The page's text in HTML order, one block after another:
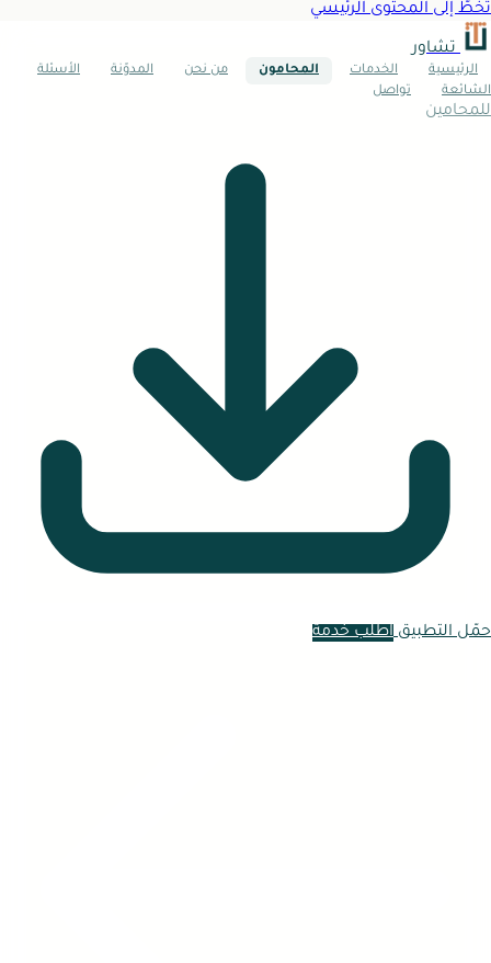
تخطَّ إلى المحتوى الرئيسي
تشاور
الرئيسية الخدمات المحامون من نحن المدوّنة
الأسئلة
الشائعة
تواصل
للمحامين
حمّل التطبيقاطلب خدمة